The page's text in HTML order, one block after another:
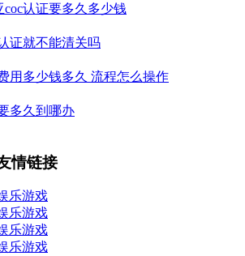
认证要多久多少钱
证就不能清关吗
用多少钱多久 流程怎么操作
多久到哪办
情链接
乐游戏
乐游戏
乐游戏
乐游戏